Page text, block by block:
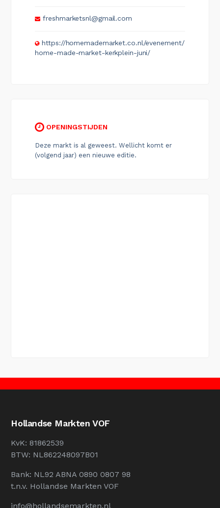
freshmarketsnl@gmail.com
https://homemademarket.co.nl/evenement/
home-made-market-kerkplein-juni/
OPENINGSTIJDEN
Deze markt is al geweest. Wellicht komt er
(volgend jaar) een nieuwe editie.
Hollandse Markten VOF
KvK: 81862539
BTW: NL862248097B01
Bank: NL92 ABNA 0890 0807 98
t.n.v. Hollandse Markten VOF
info@hollandsemarkten.nl